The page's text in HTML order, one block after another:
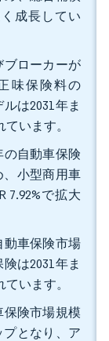
く成長してい
ブローカーが
味保険料の
は2031年ま
います。
の自動車保険
、小型商用車
7.92%で拡大
動車保険市場
は2031年ま
います。
保険市場規模
プとなり、ア